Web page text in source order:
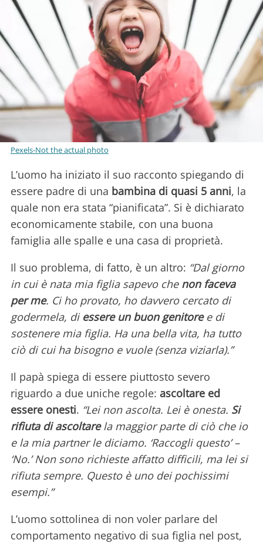
Pexels-Not the actual photo
L’uomo ha iniziato il suo racconto spiegando di
essere padre di una bambina di quasi 5 anni, la
quale non era stata “pianificata”. Si è dichiarato
economicamente stabile, con una buona
famiglia alle spalle e una casa di proprietà.
Il suo problema, di fatto, è un altro: “Dal giorno
in cui è nata mia figlia sapevo che non faceva
per me. Ci ho provato, ho davvero cercato di
godermela, di essere un buon genitoree di
sostenere mia figlia. Ha una bella vita, ha tutto
ciò di cui ha bisogno e vuole (senza viziarla).”
Il papà spiega di essere piuttosto severo
riguardo a due uniche regole: ascoltare ed
essere onesti. “Lei non ascolta. Lei è onesta. Si
rifiuta di ascoltare la maggior parte di ciò che io
e la mia partner le diciamo. ‘Raccogli questo’ –
‘No.’ Non sono richieste affatto difficili, ma lei si
rifiuta sempre. Questo è uno dei pochissimi
esempi.”
L’uomo sottolinea di non voler parlare del
comportamento negativo di sua figlia nel post,